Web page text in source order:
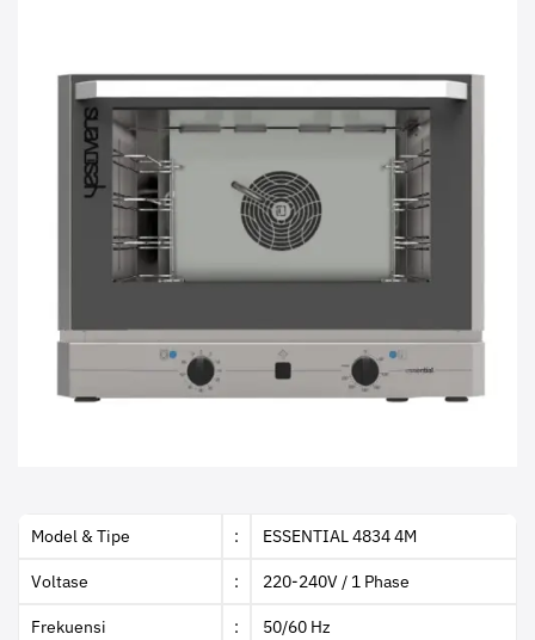
Model & Tipe : ESSENTIAL 4834 4M
Voltase : 220-240V / 1 Phase
Frekuensi : 50/60 Hz